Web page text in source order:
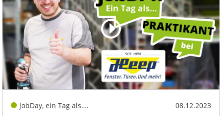
JobDay, ein Tag als…. 08.12.2023